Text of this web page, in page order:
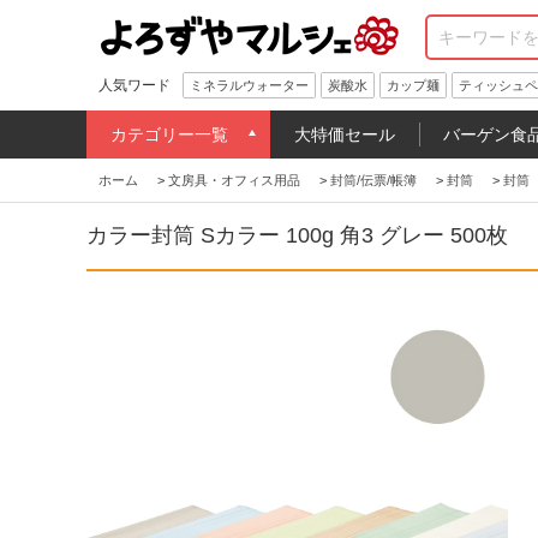
人気ワード ミネラルウォーター 炭酸水 カップ麺 ティッシュ
カテゴリー一覧 大特価セール バーゲン食
ホーム > 文房具・オフィス用品 > 封筒/伝票/帳簿 > 封筒 > 封筒
カラー封筒 Sカラー 100g 角3 グレー 500枚